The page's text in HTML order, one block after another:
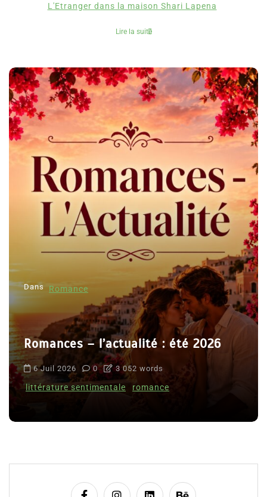
L'Etranger dans la maison Shari Lapena
Lire la suite
Dans Romance
Romances – l’actualité : été 2026
6 Juil 2026 0 3 052 words
littérature sentimentale romance